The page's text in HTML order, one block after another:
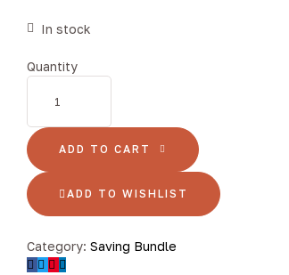
In stock
Quantity
ADD TO CART
ADD TO WISHLIST
Category: Saving Bundle